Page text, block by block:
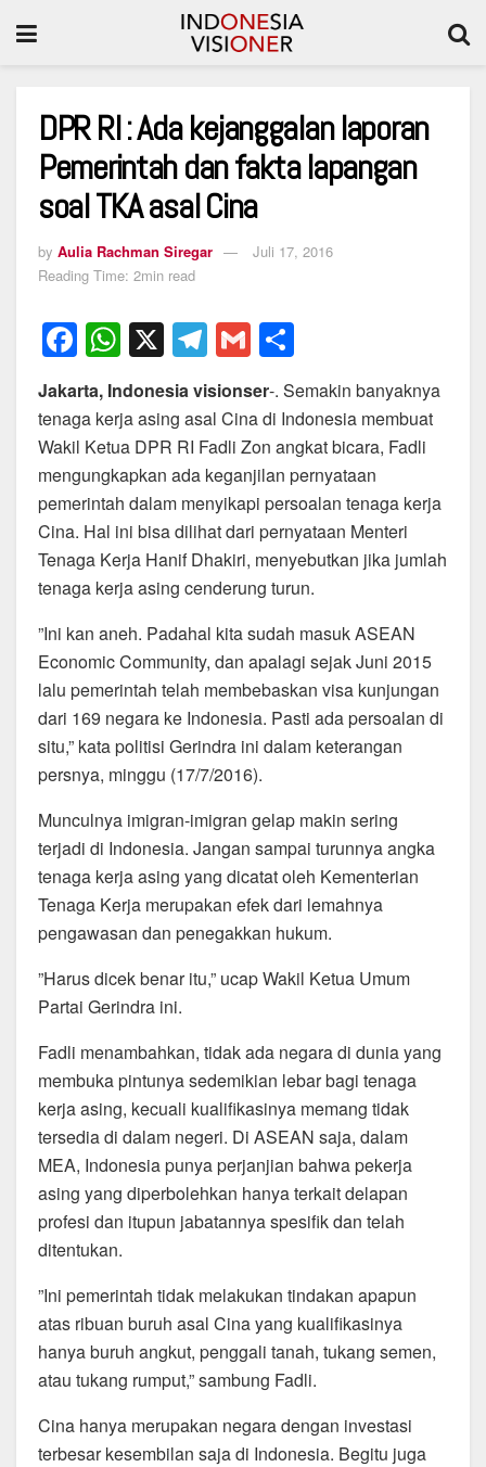
DPR RI : Ada kejanggalan laporan
Pemerintah dan fakta lapangan
soal TKA asal Cina
by Aulia Rachman Siregar
Juli 17, 2016
Reading Time: 2min read
F
a
c
e
b
o
o
k
W
h
at
s
A
p
p
X T
el
e
gr
a
m
G
m
ail
h
ar
e
Jakarta, Indonesia visionser-. Semakin banyaknya
tenaga kerja asing asal Cina di Indonesia membuat
Wakil Ketua DPR RI Fadli Zon angkat bicara, Fadli
mengungkapkan ada keganjilan pernyataan
pemerintah dalam menyikapi persoalan tenaga kerja
Cina. Hal ini bisa dilihat dari pernyataan Menteri
Tenaga Kerja Hanif Dhakiri, menyebutkan jika jumlah
tenaga kerja asing cenderung turun.
”Ini kan aneh. Padahal kita sudah masuk ASEAN
Economic Community, dan apalagi sejak Juni 2015
lalu pemerintah telah membebaskan visa kunjungan
dari 169 negara ke Indonesia. Pasti ada persoalan di
situ,” kata politisi Gerindra ini dalam keterangan
persnya, minggu (17/7/2016).
Munculnya imigran-imigran gelap makin sering
terjadi di Indonesia. Jangan sampai turunnya angka
tenaga kerja asing yang dicatat oleh Kementerian
Tenaga Kerja merupakan efek dari lemahnya
pengawasan dan penegakkan hukum.
”Harus dicek benar itu,” ucap Wakil Ketua Umum
Partai Gerindra ini.
Fadli menambahkan, tidak ada negara di dunia yang
membuka pintunya sedemikian lebar bagi tenaga
kerja asing, kecuali kualifikasinya memang tidak
tersedia di dalam negeri. Di ASEAN saja, dalam
MEA, Indonesia punya perjanjian bahwa pekerja
asing yang diperbolehkan hanya terkait delapan
profesi dan itupun jabatannya spesifik dan telah
ditentukan.
”Ini pemerintah tidak melakukan tindakan apapun
atas ribuan buruh asal Cina yang kualifikasinya
hanya buruh angkut, penggali tanah, tukang semen,
atau tukang rumput,” sambung Fadli.
Cina hanya merupakan negara dengan investasi
terbesar kesembilan saja di Indonesia. Begitu juga